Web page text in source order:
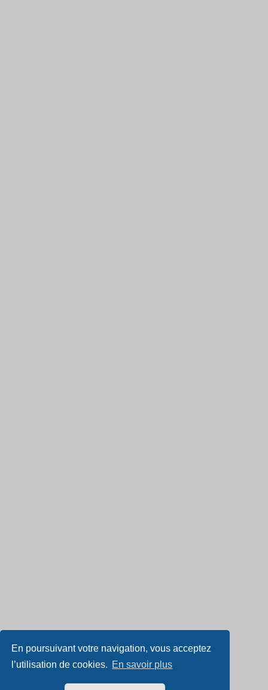
En poursuivant votre navigation, vous acceptez
l’utilisation de cookies. En savoir plus